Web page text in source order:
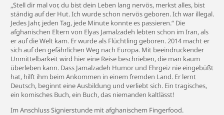
„Stell dir mal vor, du bist dein Leben lang nervös, merkst alles, bist
ständig auf der Hut. Ich wurde schon nervös geboren. Ich war illegal.
Jedes Jahr, jeden Tag, jede Minute konnte es passieren.“ Die
afghanischen Eltern von Elyas Jamalzadeh lebten schon im Iran, als
er auf die Welt kam. Er wurde als Flüchtling geboren. 2014 macht er
sich auf den gefährlichen Weg nach Europa. Mit beeindruckender
Unmittelbarkeit wird hier eine Reise beschrieben, die man kaum
überleben kann. Dass Jamalzadeh Humor und Ehrgeiz nie eingebüßt
hat, hilft ihm beim Ankommen in einem fremden Land. Er lernt
Deutsch, beginnt eine Ausbildung und verliebt sich. Ein tragisches,
ein komisches Buch, ein Buch, das niemanden kaltlässt!
Im Anschluss Signierstunde mit afghanischem Fingerfood.